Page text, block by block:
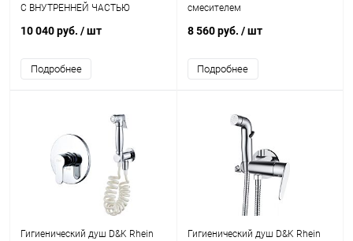
С ВНУТРЕННЕЙ ЧАСТЬЮ
10 040 руб. / шт
Подробнее
смесителем
8 560 руб. / шт
Подробнее
Гигиенический душ D&K Rhein
Гигиенический душ D&K Rhein